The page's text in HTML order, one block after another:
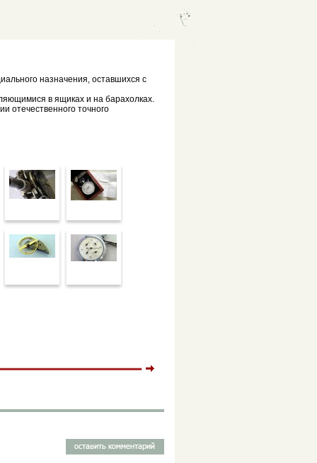
назначения, оставшихся с
в ящиках и на барахолках.
отечественного точного